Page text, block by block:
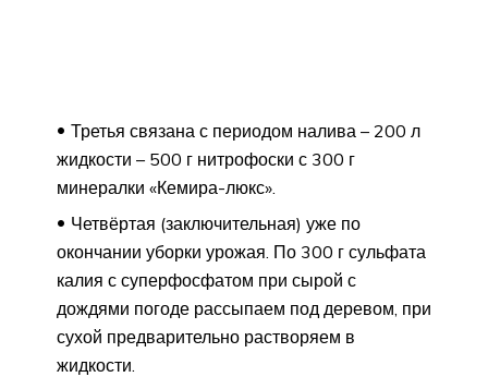
Третья связана с периодом налива – 200 л
жидкости – 500 г нитрофоски с 300 г
минералки «Кемира-люкс».
Четвёртая (заключительная) уже по
окончании уборки урожая. По 300 г сульфата
калия с суперфосфатом при сырой с
дождями погоде рассыпаем под деревом, при
сухой предварительно растворяем в
жидкости.